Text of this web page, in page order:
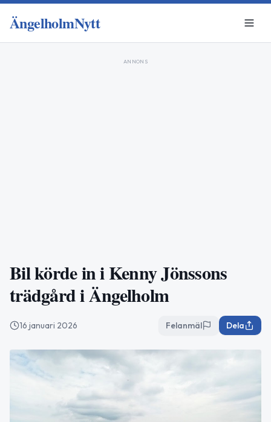
ÄngelholmNytt
ANNONS
Bil körde in i Kenny Jönssons
trädgård i Ängelholm
16 januari 2026 Felanmäl Dela